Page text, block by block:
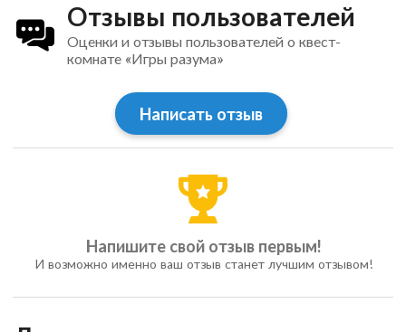
Отзывы пользователей
Оценки и отзывы пользователей о квест-
комнате «Игры разума»
Написать отзыв
Напишите свой отзыв первым!
И возможно именно ваш отзыв станет лучшим отзывом!